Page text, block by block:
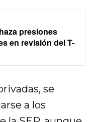
presiones
en revisión del T-
se
a los